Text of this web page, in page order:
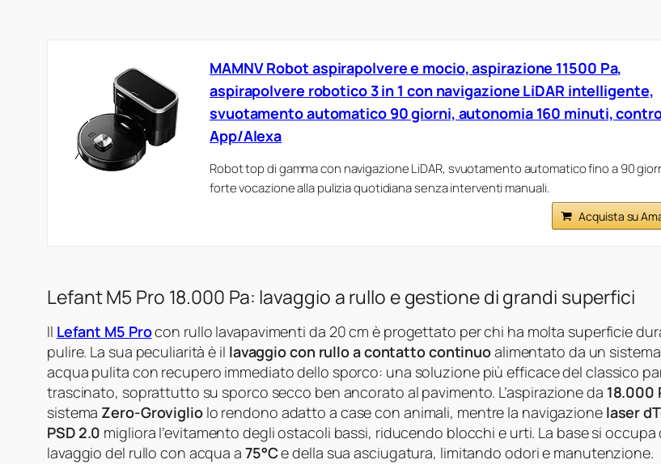
MAMNV Robot aspirapolvere e mocio, aspirazione 11500 Pa,
aspirapolvere robotico 3 in 1 con navigazione LiDAR intelligente,
svuotamento automatico 90 giorni, autonomia 160 minuti,
App/Alexa
Robot top di gamma con navigazione LiDAR, svuotamento automatico fino a 90
forte vocazione alla pulizia quotidiana senza interventi manuali.
Acquista su
Lefant M5 Pro 18.000 Pa: lavaggio a rullo e gestione di grandi superfici
Il Lefant M5 Procon rullo lavapavimenti da 20 cm è progettato per chi ha molta superficie
pulire. La sua peculiarità è il lavaggio con rullo a contatto continuoalimentato da un
acqua pulita con recupero immediato dello sporco: una soluzione più efficace del classico
trascinato, soprattutto su sporco secco ben ancorato al pavimento. L’aspirazione da 18.000
sistema Zero-Grovigliolo rendono adatto a case con animali, mentre la navigazione laser
PSD 2.0 migliora l’evitamento degli ostacoli bassi, riducendo blocchi e urti. La base si occupa
lavaggio del rullo con acqua a 75°Ce della sua asciugatura, limitando odori e manutenzione.